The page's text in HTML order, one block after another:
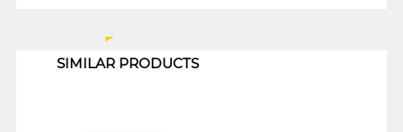
SIMILAR PRODUCTS